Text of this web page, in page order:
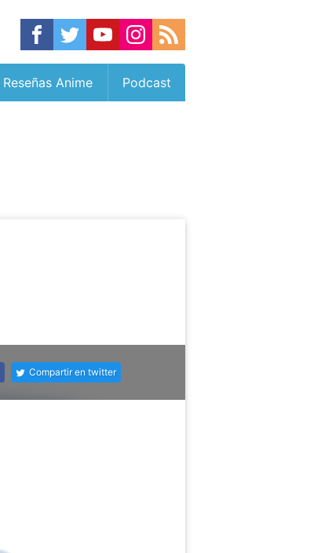
Reseñas Anime Podcast
Compartir en twitter